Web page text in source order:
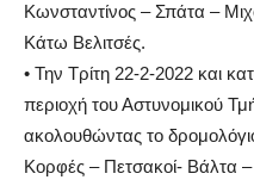
Κωνσταντίνος – Σπάτα –
Κάτω Βελιτσές.
• Την Τρίτη 22-2-2022 και
περιοχή του Αστυνομικού
ακολουθώντας το
Κορφές – Πετσακοί- Βάλτα